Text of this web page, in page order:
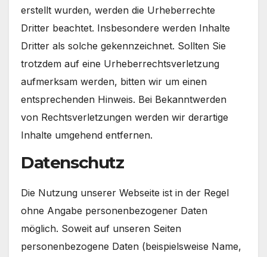
erstellt wurden, werden die Urheberrechte
Dritter beachtet. Insbesondere werden Inhalte
Dritter als solche gekennzeichnet. Sollten Sie
trotzdem auf eine Urheberrechtsverletzung
aufmerksam werden, bitten wir um einen
entsprechenden Hinweis. Bei Bekanntwerden
von Rechtsverletzungen werden wir derartige
Inhalte umgehend entfernen.
Datenschutz
Die Nutzung unserer Webseite ist in der Regel
ohne Angabe personenbezogener Daten
möglich. Soweit auf unseren Seiten
personenbezogene Daten (beispielsweise Name,